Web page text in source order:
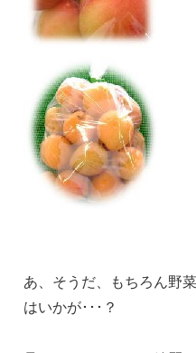
あ、そうだ、もちろん野
はいかが･･･？